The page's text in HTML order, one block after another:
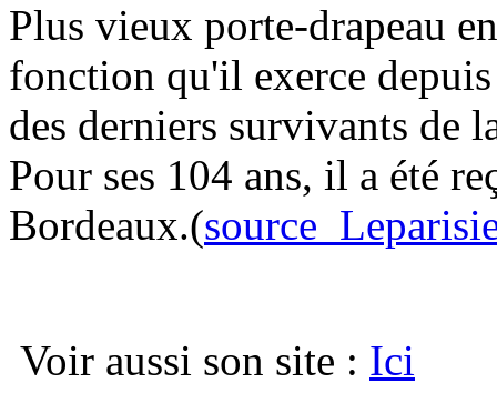
Plus vieux porte-drapeau
fonction qu'il exerce
des derniers survivants de
Pour ses 104 ans, il a été
Bordeaux.(
Voir aussi son site : Ici